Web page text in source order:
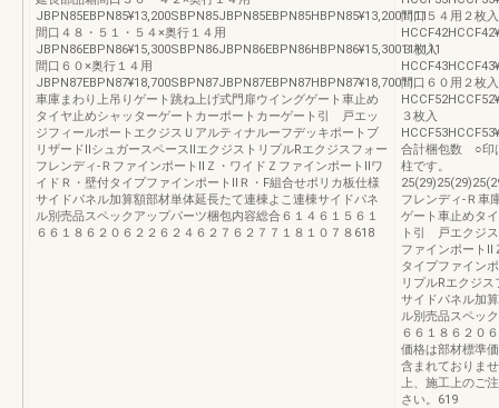
JBPN85EBPN85¥13,200SBPN85JBPN85EBPN85HBPN85¥13,2001111
間口４８・５１・５４×奥行１４用
JBPN86EBPN86¥15,300SBPN86JBPN86EBPN86HBPN86¥15,300111111
間口６０×奥行１４用
JBPN87EBPN87¥18,700SBPN87JBPN87EBPN87HBPN87¥18,70011
車庫まわり上吊りゲート跳ね上げ式門扉ウイングゲート車止め
タイヤ止めシャッターゲートカーポートカーゲート引 戸エッ
ジフィールポートエクジスＵアルティナルーフデッキポートブ
リザードⅡシュガースペースⅡエクジストリプルRエクジスフォー
フレンディ-ＲファインポートⅡＺ・ワイドＺファインポートⅡワ
イドＲ・壁付タイプファインポートⅡＲ・F組合せポリカ板仕様
サイドパネル加算額部材単体延長たて連棟よこ連棟サイドパネ
ル別売品スペックアップパーツ梱包内容総合６１４６１５６１
６６１８６２０６２２６２４６２７６２７７１８１０７８618
間口５４用２枚入
３枚入
間口６０用２枚入
３枚入
合計梱包数 ○印
柱です。
フレンディ-Ｒ車
ゲート車止めタ
ト引 戸エクジ
ファインポートⅡ
タイプファイン
リプルRエクジ
サイドパネル加
ル別売品スペッ
６６１８６２０
価格は部材標準
含まれておりま
上、施工上のご
さい。619